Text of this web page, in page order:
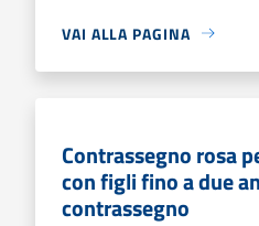
VAI ALLA PAGINA
Contrassegno rosa
con figli fino a due
contrassegno